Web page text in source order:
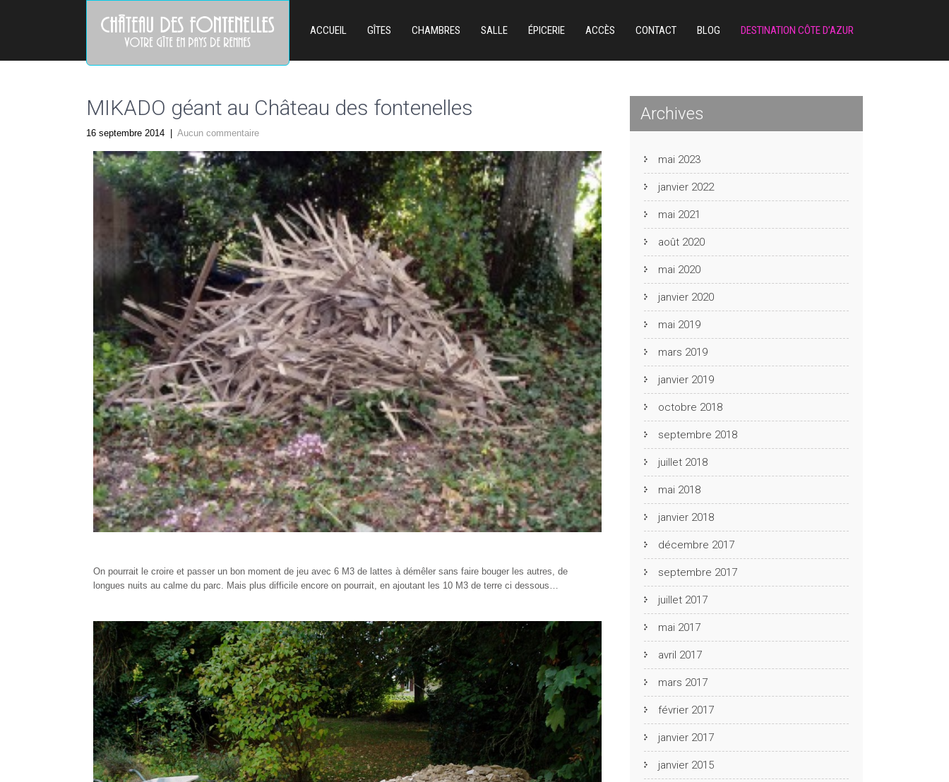
ACCUEIL GÎTES CHAMBRES SALLE ÉPICERIE ACCÈS CONTACT BLOG DESTINATION CÔTE D’AZUR
MIKADO géant au Château des fontenelles
16 septembre 2014 Aucun commentaire
On pourrait le croire et passer un bon moment de jeu avec 6 M3 de lattes à démêler sans faire bouger les autres, de
longues nuits au calme du parc. Mais plus difficile encore on pourrait, en ajoutant les 10 M3 de terre ci dessous…
Archives
mai 2023
janvier 2022
mai 2021
août 2020
mai 2020
janvier 2020
mai 2019
mars 2019
janvier 2019
octobre 2018
septembre 2018
juillet 2018
mai 2018
janvier 2018
décembre 2017
septembre 2017
juillet 2017
mai 2017
avril 2017
mars 2017
février 2017
janvier 2017
janvier 2015